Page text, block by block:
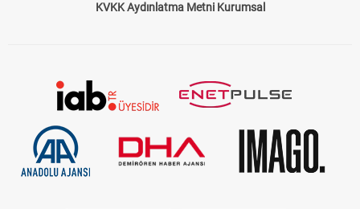
KVKK Aydınlatma Metni Kurumsal